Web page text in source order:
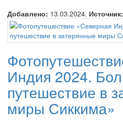
Добавлено: 13.03.2024. Источник:
Индия 2024.
путешествие в
миры Сиккима»